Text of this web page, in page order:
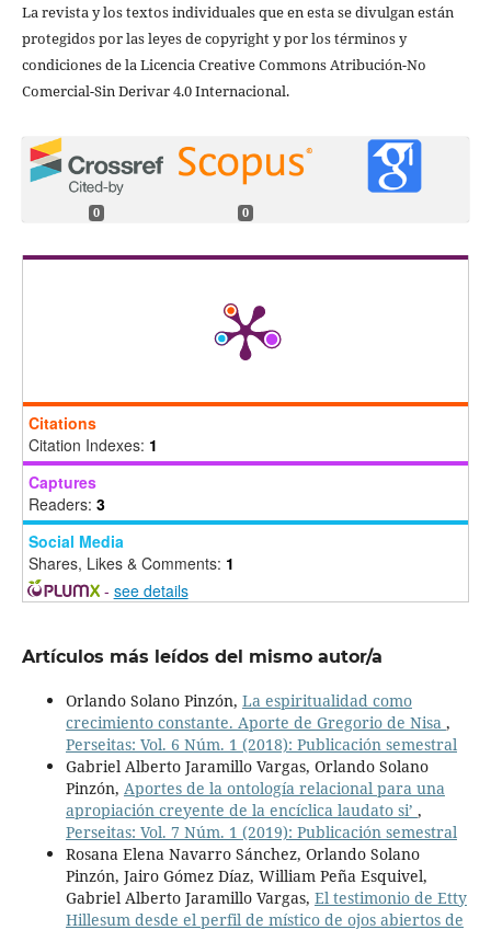
La revista y los textos individuales que en esta se divulgan están
protegidos por las leyes de copyright y por los términos y
condiciones de la Licencia Creative Commons Atribución-No
Comercial-Sin Derivar 4.0 Internacional.
0 0
Citations
Citation Indexes: 1
Captures
Readers: 3
Social Media
Shares, Likes & Comments: 1
- see details
Artículos más leídos del mismo autor/a
Orlando Solano Pinzón, La espiritualidad como
crecimiento constante. Aporte de Gregorio de Nisa ,
Perseitas: Vol. 6 Núm. 1 (2018): Publicación semestral
Gabriel Alberto Jaramillo Vargas, Orlando Solano
Pinzón, Aportes de la ontología relacional para una
apropiación creyente de la encíclica laudato si’ ,
Perseitas: Vol. 7 Núm. 1 (2019): Publicación semestral
Rosana Elena Navarro Sánchez, Orlando Solano
Pinzón, Jairo Gómez Díaz, William Peña Esquivel,
Gabriel Alberto Jaramillo Vargas, El testimonio de Etty
Hillesum desde el perfil de místico de ojos abiertos de